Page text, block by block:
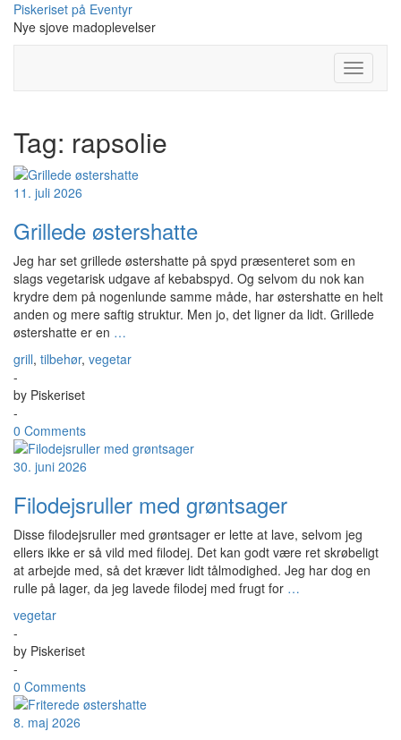
Skip
content
Piskeriset på Eventyr
Nye sjove madoplevelser
Toggle
Tag: rapsolie
11. juli 2026
Grillede østershatte
Jeg har set grillede østershatte på spyd præsenteret som en
slags vegetarisk udgave af kebabspyd. Og selvom du nok kan
krydre dem på nogenlunde samme måde, har østershatte en helt
anden og mere saftig struktur. Men jo, det ligner da lidt. Grillede
østershatte er en …
grill, tilbehør, vegetar
-
by Piskeriset
-
0 Comments
30. juni 2026
Filodejsruller med grøntsager
Disse filodejsruller med grøntsager er lette at lave, selvom jeg
ellers ikke er så vild med filodej. Det kan godt være ret skrøbeligt
at arbejde med, så det kræver lidt tålmodighed. Jeg har dog en
rulle på lager, da jeg lavede filodej med frugt for …
vegetar
-
by Piskeriset
-
0 Comments
8. maj 2026